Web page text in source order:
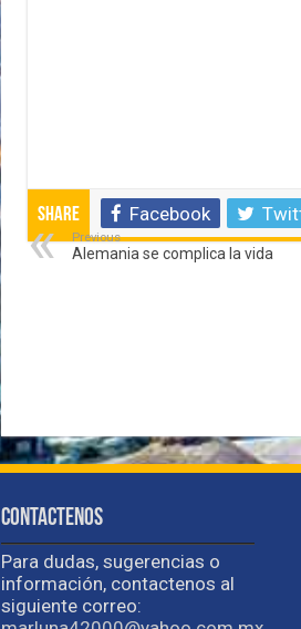
Share Facebook
Previous
Alemania se complica la vida
Contactenos
Para dudas, sugerencias o
información, contactenos al
siguiente correo: